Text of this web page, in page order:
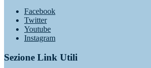
Facebook
Twitter
Youtube
Instagram
Sezione Link Utili